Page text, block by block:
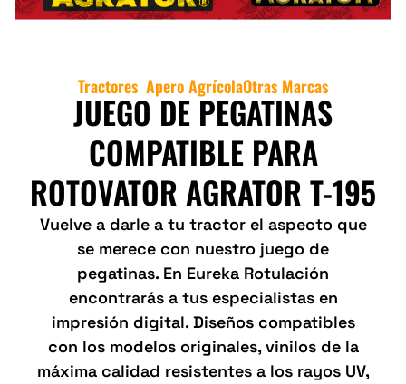
Tractores Apero AgrícolaOtras Marcas
JUEGO DE PEGATINAS
COMPATIBLE PARA
ROTOVATOR AGRATOR T-195
Vuelve a darle a tu tractor el aspecto que
se merece con nuestro juego de
pegatinas. En Eureka Rotulación
encontrarás a tus especialistas en
impresión digital. Diseños compatibles
con los modelos originales, vinilos de la
máxima calidad resistentes a los rayos UV,